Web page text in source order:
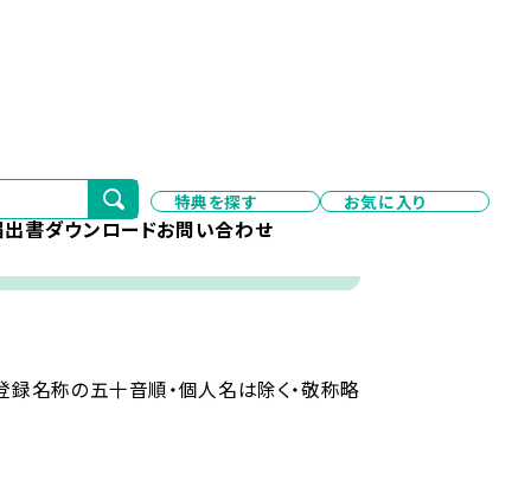
特典を探す お気に入り
書ダウンロードお問い合わせ
名称の五十音順・個人名は除く・敬称略